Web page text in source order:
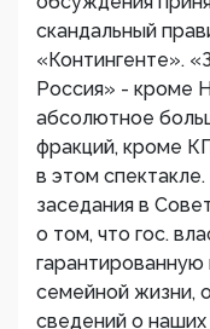
скандальный
«Контингенте».
Россия» - кроме
абсолютное
фракций, кроме
в этом
заседания в
о том, что гос.
гарантированную
семейной жизни,
сведений о